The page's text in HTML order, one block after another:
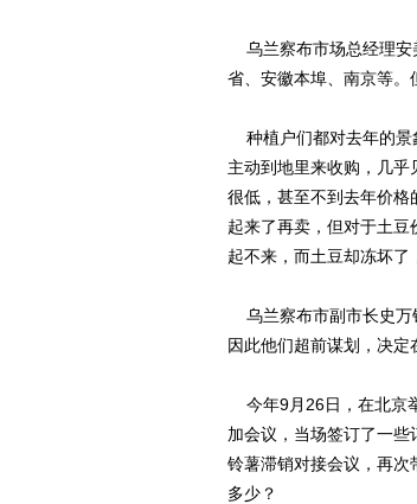
乌兰察布市场总经理安
省、安徽本埠、南京等。
种植户们都对去年的景
主动到地里来收购，几
很低，甚至不到去年价
起来了再卖，但对于土
起不来，而土豆却冻坏了
乌兰察布市副市长史万
因此他们超前谋划，决定
今年9月26日，在北京
加会议，当场签订了一
铃薯滞销对接会议，再次
多少？